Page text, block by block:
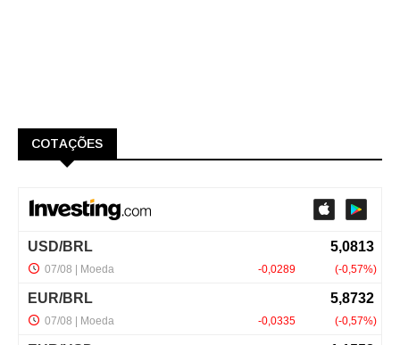
COTAÇÕES